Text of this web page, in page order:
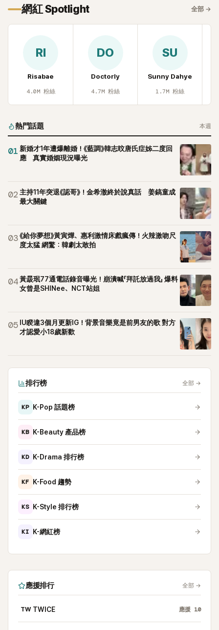
網紅 Spotlight 全部 →
RI
Risabae
4.0M 粉絲
DO
Doctorly
4.7M 粉絲
SU
Sunny Dahye
1.7M 粉絲
熱門話題 本週
01 新婚才1年遭爆離婚！《藍調》韓志旼唐氏症姊二度回
應 真實婚姻現況曝光
02 主持11年突退《認哥》！金希澈終於說真話 姜鎬童成
最大關鍵
03《給你夢想》黃寅燁、惠利激情床戲瘋傳！火辣激吻尺
度太猛 網驚：韓劇太敢拍
04黃晸珉77通電話錄音曝光！崩潰喊「拜託放過我」 爆料
女曾是SHINee、NCT站姐
05 IU睽違3個月更新IG！背景音樂竟是前男友的歌 對方
才認愛小18歲新歡
排行榜 全部 →
KP K-Pop 話題榜
KB K-Beauty 產品榜
KD K-Drama 排行榜
KF K-Food 趨勢
KS K-Style 排行榜
KI K-網紅榜
應援排行 全部 →
TW TWICE 應援 10